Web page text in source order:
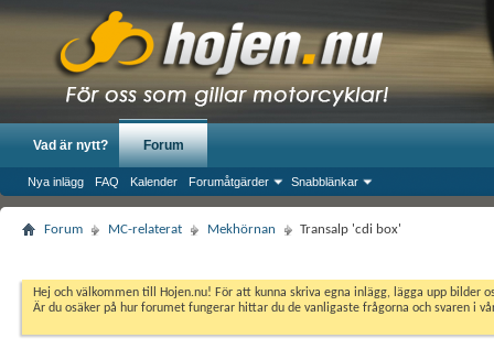
Vad är nytt? Forum
Nya inlägg FAQ Kalender Forumåtgärder Snabblänkar
Forum MC-relaterat Mekhörnan Transalp 'cdi box'
Hej och välkommen till Hojen.nu! För att kunna skriva egna inlägg, lägga upp
Är du osäker på hur forumet fungerar hittar du de vanligaste frågorna och svaren i